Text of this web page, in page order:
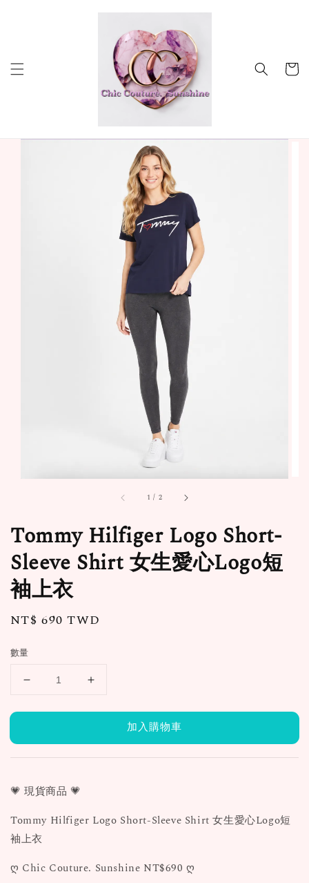
1 / 2
Tommy Hilfiger Logo Short-
Sleeve Shirt 女生愛心Logo短
袖上衣
Regular
NT$ 690 TWD
數量
加入購物車
💗 現貨商品 💗
Tommy Hilfiger Logo Short-Sleeve Shirt 女生愛心Logo短
袖上衣
ღ Chic Couture. Sunshine NT$690 ღ